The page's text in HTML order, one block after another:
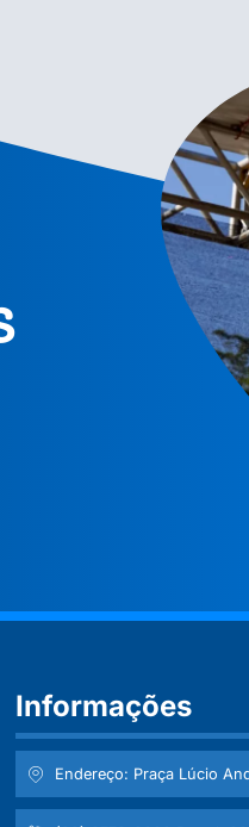
Informações
Endereço: Praça Lúcio